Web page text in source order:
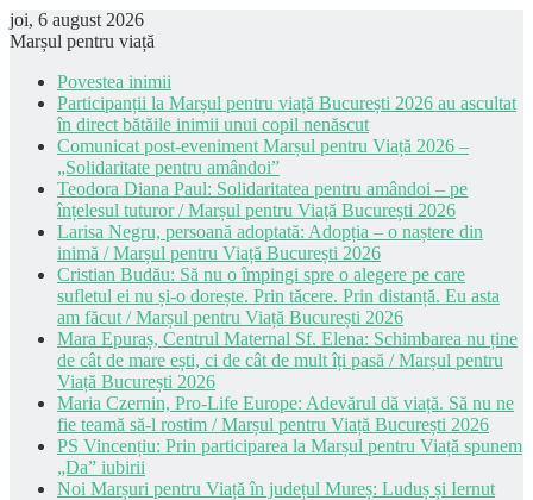
joi, 6 august 2026
Marșul pentru viață
Povestea inimii
Participanții la Marșul pentru viață București 2026 au ascultat
în direct bătăile inimii unui copil nenăscut
Comunicat post-eveniment Marșul pentru Viață 2026 –
„Solidaritate pentru amândoi”
Teodora Diana Paul: Solidaritatea pentru amândoi – pe
înțelesul tuturor / Marșul pentru Viață București 2026
Larisa Negru, persoană adoptată: Adopția – o naștere din
inimă / Marșul pentru Viață București 2026
Cristian Budău: Să nu o împingi spre o alegere pe care
sufletul ei nu și-o dorește. Prin tăcere. Prin distanță. Eu asta
am făcut / Marșul pentru Viață București 2026
Mara Epuraș, Centrul Maternal Sf. Elena: Schimbarea nu ține
de cât de mare ești, ci de cât de mult îți pasă / Marșul pentru
Viață București 2026
Maria Czernin, Pro-Life Europe: Adevărul dă viață. Să nu ne
fie teamă să-l rostim / Marșul pentru Viață București 2026
PS Vincențiu: Prin participarea la Marșul pentru Viață spunem
„Da” iubirii
Noi Marșuri pentru Viață în județul Mureș: Luduș și Iernut